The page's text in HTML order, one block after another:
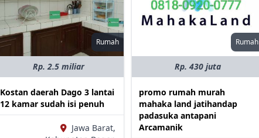
Rumah
Rp. 2.5 miliar
Kostan daerah Dago 3 lantai
12 kamar sudah isi penuh
Jawa Barat,
Rumah
Rp. 430 juta
promo rumah murah
mahaka land jatihandap
padasuka antapani
Arcamanik